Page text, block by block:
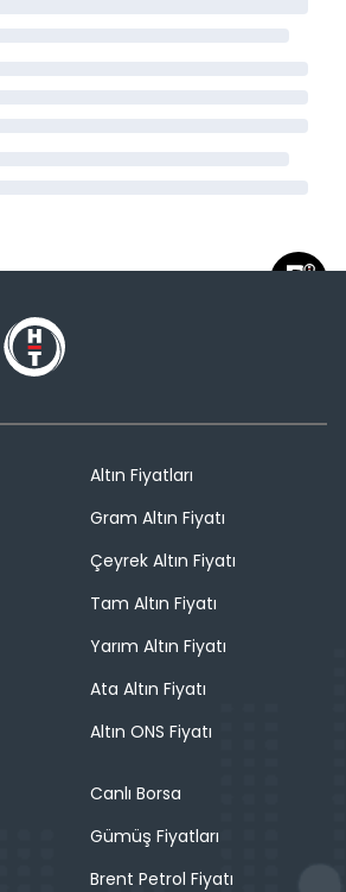
Altın Fiyatları
Gram Altın Fiyatı
Çeyrek Altın Fiyatı
Tam Altın Fiyatı
Yarım Altın Fiyatı
Ata Altın Fiyatı
Altın ONS Fiyatı
Canlı Borsa
Gümüş Fiyatları
Brent Petrol Fiyatı